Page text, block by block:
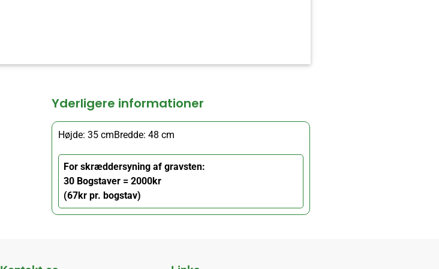
Yderligere informationer
Højde: 35 cmBredde: 48 cm
For skræddersyning af gravsten:
30 Bogstaver = 2000kr
(67kr pr. bogstav)